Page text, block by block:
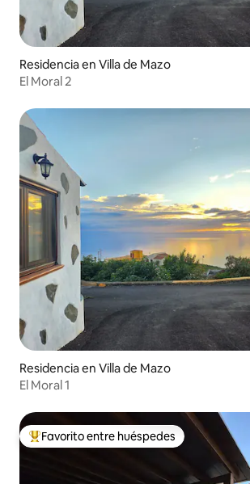
Residencia en Villa de Mazo
El Moral 2
Residencia en Villa de Mazo
El Moral 1
De los mejores en Favorito entre huéspedes
Favorito entre huéspedes